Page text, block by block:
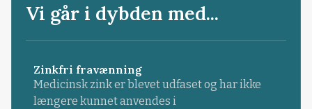
Vi går i dybden med...
Zinkfri fravænning
Medicinsk zink er blevet udfaset og har ikke
længere kunnet anvendes i